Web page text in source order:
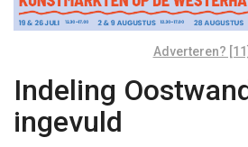
Adverteren? [11]
Indeling
ingevuld